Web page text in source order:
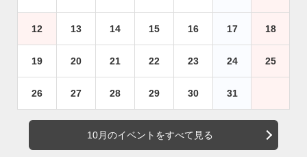
12 13 14 15 16 17 18
19 20 21 22 23 24 25
26 27 28 29 30 31
10月のイベントをすべて見る